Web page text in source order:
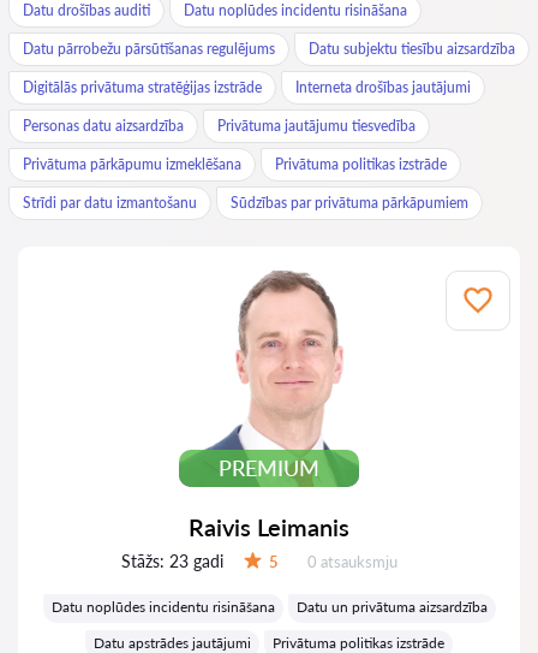
Datu drošības auditi Datu noplūdes incidentu risināšana
Datu pārrobežu pārsūtīšanas regulējums Datu subjektu tiesību aizsardzība
Digitālās privātuma stratēģijas izstrāde Interneta drošības jautājumi
Personas datu aizsardzība Privātuma jautājumu tiesvedība
Privātuma pārkāpumu izmeklēšana Privātuma politikas izstrāde
Strīdi par datu izmantošanu Sūdzības par privātuma pārkāpumiem
PREMIUM
Raivis Leimanis
Stāžs: 23 gadi 5 Atsauksmes:
0 atsauksmju
Datu noplūdes incidentu risināšana
Datu un privātuma aizsardzība
Datu apstrādes jautājumi
Privātuma politikas izstrāde